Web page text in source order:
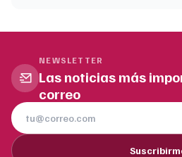
NEWSLETTER
Las noticias más
correo